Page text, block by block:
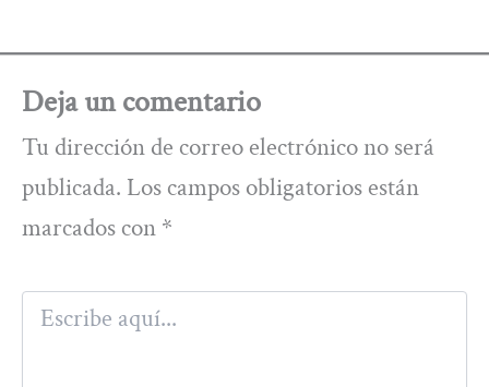
Deja un comentario
Tu dirección de correo electrónico no será
publicada. Los campos obligatorios están
marcados con *
aquí...